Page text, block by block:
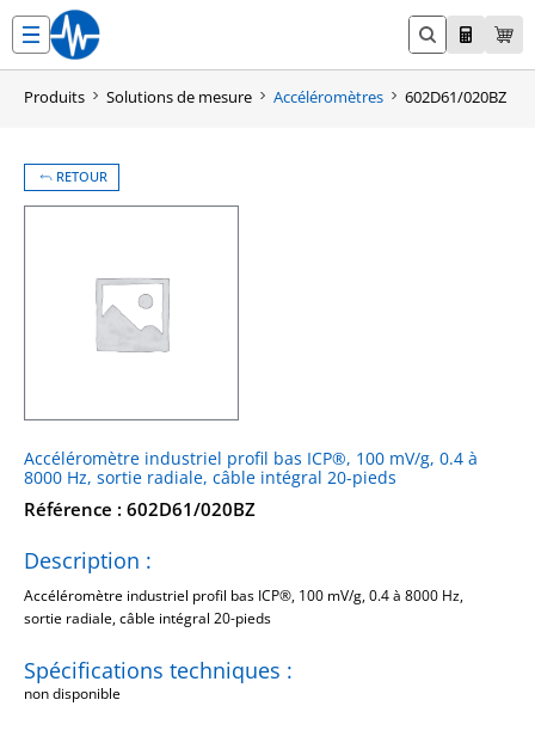
contenu
Produits Solutions de mesure Accéléromètres 602D61/020BZ
RETOUR
Accéléromètre industriel profil bas ICP®, 100 mV/g, 0.4 à
8000 Hz, sortie radiale, câble intégral 20-pieds
Référence : 602D61/020BZ
Spécifications techniques :
non disponible
Description :
Accéléromètre industriel profil bas ICP®, 100 mV/g, 0.4 à 8000 Hz,
sortie radiale, câble intégral 20-pieds